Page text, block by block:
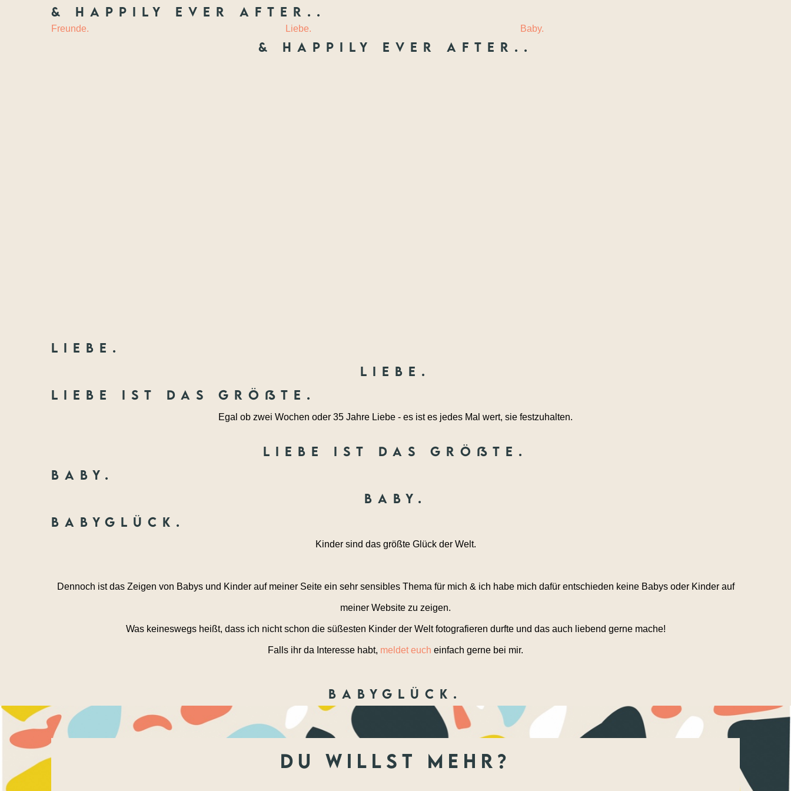
& LIEBE LAURIEN
& happily ever after..
Freunde. Liebe. Baby.
& happily ever after..
Liebe.
Liebe.
Liebe ist das größte.
Egal ob zwei Wochen oder 35 Jahre Liebe - es ist es jedes Mal wert, sie festzuhalten.
Liebe ist das größte.
Baby.
Baby.
Babyglück.
Kinder sind das größte Glück der Welt.
Dennoch ist das Zeigen von Babys und Kinder auf meiner Seite ein sehr sensibles Thema für mich & ich habe mich dafür entschieden keine Babys oder Kinder auf
meiner Website zu zeigen.
Was keineswegs heißt, dass ich nicht schon die süßesten Kinder der Welt fotografieren durfte und das auch liebend gerne mache!
Falls ihr da Interesse habt, meldet euch einfach gerne bei mir.
Babyglück.
du willst mehr?